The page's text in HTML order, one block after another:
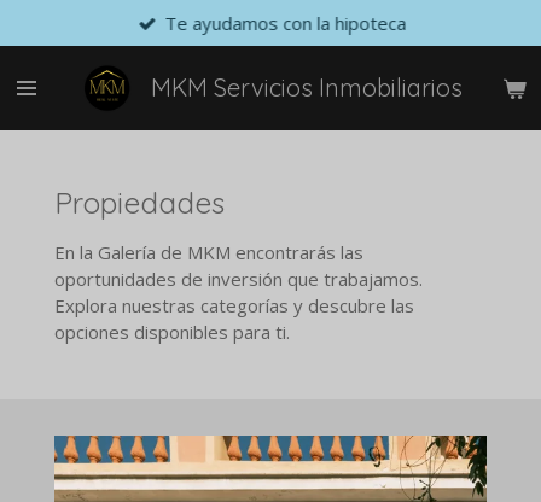
al
contenido
MKM Servicios Inmobiliarios
Te ayudamos con la hipoteca
Propiedades
En la Galería de MKM encontrarás las
oportunidades de inversión que trabajamos.
Explora nuestras categorías y descubre las
opciones disponibles para ti.